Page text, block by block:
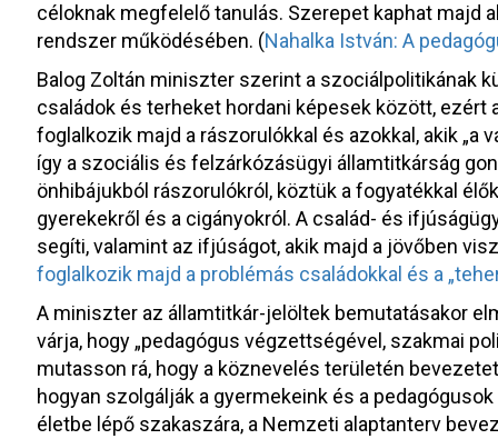
céloknak megfelelő tanulás. Szerepet kaphat majd
rendszer működésében. (Nahalka István: A
Balog Zoltán miniszter szerint a szociálpolitikának
családok és terheket hordani képesek között, ezért
foglalkozik majd a rászorulókkal és azokkal, akik „a
így a szociális és felzárkózásügyi államtitkárság
önhibájukból rászorulókról, köztük a fogyatékkal
gyerekekről és a cigányokról. A család- és
segíti, valamint az ifjúságot, akik majd a jövőben
foglalkozik majd a problémás családokkal és a
A miniszter az államtitkár-jelöltek bemutatásakor
várja, hogy „pedagógus végzettségével, szakmai
mutasson rá, hogy a köznevelés területén
hogyan szolgálják a gyermekeink és a
életbe lépő szakaszára, a Nemzeti alaptanterv